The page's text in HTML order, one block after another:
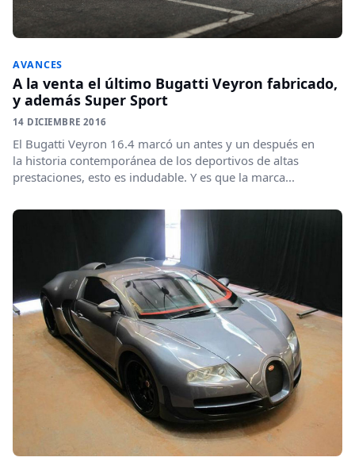
AVANCES
A la venta el último Bugatti Veyron fabricado,
y además Super Sport
14 DICIEMBRE 2016
El Bugatti Veyron 16.4 marcó un antes y un después en
la historia contemporánea de los deportivos de altas
prestaciones, esto es indudable. Y es que la marca...